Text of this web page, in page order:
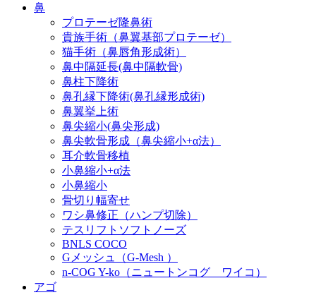
鼻
プロテーゼ隆鼻術
貴族手術（鼻翼基部プロテーゼ）
猫手術（鼻唇角形成術）
鼻中隔延長(鼻中隔軟骨)
鼻柱下降術
鼻孔縁下降術(鼻孔縁形成術)
鼻翼挙上術
鼻尖縮小(鼻尖形成)
鼻尖軟骨形成（鼻尖縮小+α法）
耳介軟骨移植
小鼻縮小+α法
小鼻縮小
骨切り幅寄せ
ワシ鼻修正（ハンプ切除）
テスリフトソフトノーズ
BNLS COCO
Gメッシュ（G-Mesh ）
n-COG Y-ko（ニュートンコグ ワイコ）
アゴ